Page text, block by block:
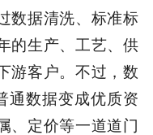
数据清洗、标准标
的生产、工艺、供
游客户。不过，数
通数据变成优质资
、定价等一道道门